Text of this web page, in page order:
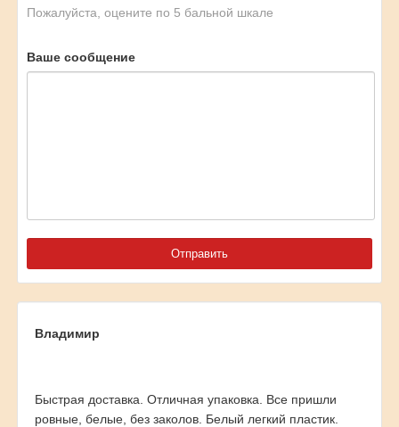
Пожалуйста, оцените по 5 бальной шкале
Ваше сообщение
Владимир
Быстрая доставка. Отличная упаковка. Все пришли
ровные, белые, без заколов. Белый легкий пластик.